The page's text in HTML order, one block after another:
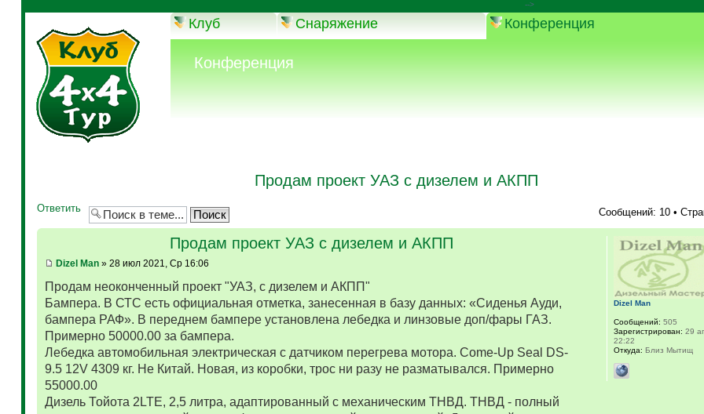
-->
Клуб Снаряжение Конференция
Конференция
Продам проект УАЗ с дизелем и АКПП
Ответить Сообщений: 10 •
Продам проект УАЗ с дизелем и АКПП
Dizel Man» 28 июл 2021, Ср 16:06
Продам неоконченный проект "УАЗ, с дизелем и АКПП"
Бампера. В СТС есть официальная отметка, занесенная в базу данных: «Сиденья Ауди,
бампера РАФ». В переднем бампере установлена лебедка и линзовые доп/фары ГАЗ.
Примерно 50000.00 за бампера.
Лебедка автомобильная электрическая с датчиком перегрева мотора. Come-Up Seal DS-
9.5 12V 4309 кг. Не Китай. Новая, из коробки, трос ни разу не разматывался. Примерно
55000.00
Дизель Тойота 2LTE, 2,5 литра, адаптированный с механическим ТНВД. ТНВД - полный
Dizel Man
Сообщений: 505
Зарегистрирован: 29
22:22
Откуда: Близ Мытищ